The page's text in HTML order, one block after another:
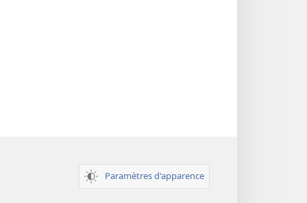
Paramètres d'apparence